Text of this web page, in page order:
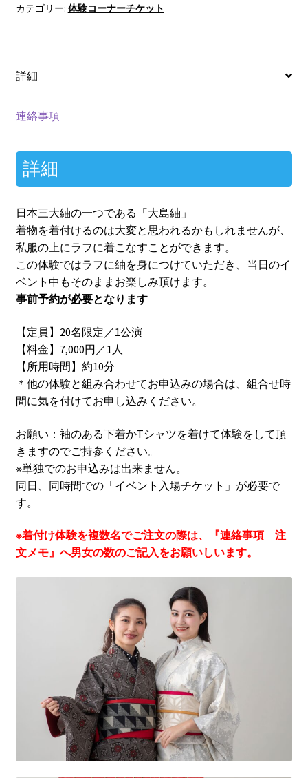
け
個
カテゴリー: 体験コーナーチケット
詳細
連絡事項
詳細
日本三大紬の一つである「大島紬」
着物を着付けるのは大変と思われるかもしれませんが、
私服の上にラフに着こなすことができます。
この体験ではラフに紬を身につけていただき、当日のイ
ベント中もそのままお楽しみ頂けます。
事前予約が必要となります
【定員】20名限定／1公演
【料金】7,000円／1人
【所用時間】約10分
＊他の体験と組み合わせてお申込みの場合は、組合せ時
間に気を付けてお申し込みください。
お願い：袖のある下着かTシャツを着けて体験をして頂
きますのでご持参ください。
※単独でのお申込みは出来ません。
同日、同時間での「イベント入場チケット」が必要で
す。
※着付け体験を複数名でご注文の際は、『連絡事項 注
文メモ』へ男女の数のご記入をお願いしいます。